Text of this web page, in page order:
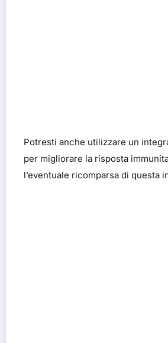
Potresti anche utilizzare un
per migliorare la risposta
l’eventuale ricomparsa di questa